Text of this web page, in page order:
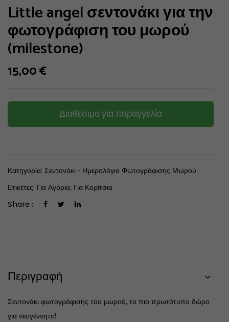
Little angel σεντονάκι για την
φωτογράφιση του μωρού
(milestone)
15,00€
Διαθέσιμο για παραγγελία
Κατηγορία: Σεντονάκι - Ημερολόγιο Φωτογράφισης Μωρού
Ετικέτες: Για Αγόρια, Για Κορίτσια
Share :
Περιγραφή
Σεντονάκι φωτογράφισης του μωρού, το πιο πρωτότυπο δώρο
για νεογέννητο!